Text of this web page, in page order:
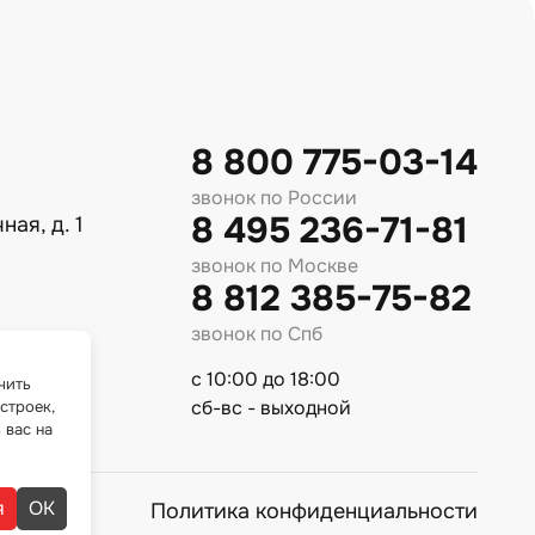
д. 1
8 800 775-03-14
звонок по России
8 495 236-71-81
звонок по Москве
8 812 385-75-82
звонок по Спб
с 10:00 до 18:00
сб-вс - выходной
Политика конфиденциальности
на
ОК